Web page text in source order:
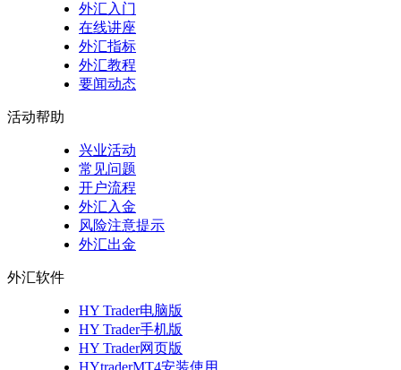
外汇入门
在线讲座
外汇指标
外汇教程
要闻动态
活动帮助
兴业活动
常见问题
开户流程
外汇入金
风险注意提示
外汇出金
外汇软件
HY Trader电脑版
HY Trader手机版
HY Trader网页版